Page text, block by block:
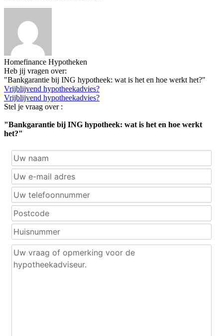
Homefinance Hypotheken
Heb jij vragen over:
"Bankgarantie bij ING hypotheek: wat is het en hoe werkt het?"
Vrijblijvend hypotheekadvies?
Vrijblijvend hypotheekadvies?
Stel je vraag over :
"Bankgarantie bij ING hypotheek: wat is het en hoe werkt
het?"